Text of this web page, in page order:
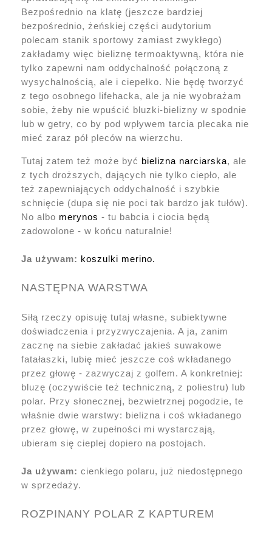
Bezpośrednio na klatę (jeszcze bardziej
bezpośrednio, żeńskiej części audytorium
polecam stanik sportowy zamiast zwykłego)
zakładamy więc bieliznę termoaktywną, która nie
tylko zapewni nam oddychalność połączoną z
wysychalnością, ale i ciepełko. Nie będę tworzyć
z tego osobnego lifehacka, ale ja nie wyobrażam
sobie, żeby nie wpuścić bluzki-bielizny w spodnie
lub w getry, co by pod wpływem tarcia plecaka nie
mieć zaraz pół pleców na wierzchu.
Tutaj zatem też może być bielizna narciarska, ale
z tych droższych, dających nie tylko ciepło, ale
też zapewniających oddychalność i szybkie
schnięcie (dupa się nie poci tak bardzo jak tułów).
No albo merynos - tu babcia i ciocia będą
zadowolone - w końcu naturalnie!
Ja używam: koszulki merino.
NASTĘPNA WARSTWA
Siłą rzeczy opisuję tutaj własne, subiektywne
doświadczenia i przyzwyczajenia. A ja, zanim
zacznę na siebie zakładać jakieś suwakowe
fatałaszki, lubię mieć jeszcze coś wkładanego
przez głowę - zazwyczaj z golfem. A konkretniej:
bluzę (oczywiście też techniczną, z poliestru) lub
polar. Przy słonecznej, bezwietrznej pogodzie, te
właśnie dwie warstwy: bielizna i coś wkładanego
przez głowę, w zupełności mi wystarczają,
ubieram się cieplej dopiero na postojach.
Ja używam: cienkiego polaru, już niedostępnego
w sprzedaży.
ROZPINANY POLAR Z KAPTUREM